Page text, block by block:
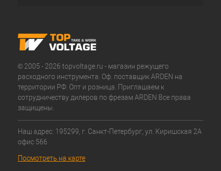
© 2005 - 2026 topvoltage.ru - магазин режущего
расходного инструмента. Оф. поставщик ARDEN на
территории РФ. Опт и розница. Приглашаем к
сотрудничеству дилеров по фрезам ARDEN Все права
защищены.
Наш адрес: 195299, г. Санкт-Петербург, ул. Киришская 2А
офис 566.
Посмотреть на карте